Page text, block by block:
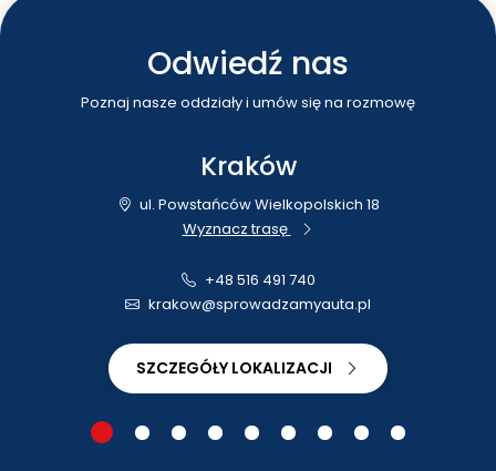
Odwiedź nas
Poznaj nasze oddziały i umów się na rozmowę
Kraków
ul. Powstańców Wielkopolskich 18
Wyznacz trasę
+48 516 491 740
krakow@sprowadzamyauta.pl
SZCZEGÓŁY LOKALIZACJI